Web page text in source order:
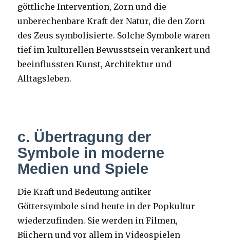
göttliche Intervention, Zorn und die
unberechenbare Kraft der Natur, die den Zorn
des Zeus symbolisierte. Solche Symbole waren
tief im kulturellen Bewusstsein verankert und
beeinflussten Kunst, Architektur und
Alltagsleben.
c. Übertragung der
Symbole in moderne
Medien und Spiele
Die Kraft und Bedeutung antiker
Göttersymbole sind heute in der Popkultur
wiederzufinden. Sie werden in Filmen,
Büchern und vor allem in Videospielen